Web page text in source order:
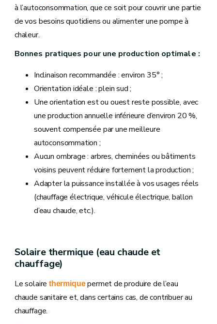
à l’autoconsommation, que ce soit pour couvrir une partie
de vos besoins quotidiens ou alimenter une pompe à
chaleur.
Bonnes pratiques pour une production optimale :
Inclinaison recommandée : environ 35° ;
Orientation idéale : plein sud ;
Une orientation est ou ouest reste possible, avec
une production annuelle inférieure d’environ 20 %,
souvent compensée par une meilleure
autoconsommation ;
Aucun ombrage : arbres, cheminées ou bâtiments
voisins peuvent réduire fortement la production ;
Adapter la puissance installée à vos usages réels
(chauffage électrique, véhicule électrique, ballon
d’eau chaude, etc.).
Solaire thermique (eau chaude et
chauffage)
Le solairethermiquepermet de produire de l’eau
chaude sanitaire et, dans certains cas, de contribuer au
chauffage.